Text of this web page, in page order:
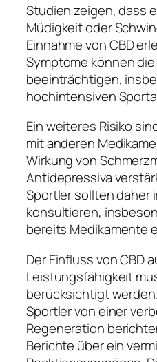
Studien zeigen, dass
Müdigkeit oder
Einnahme von CBD
Symptome können
beeinträchtigen,
hochintensiven
Ein weiteres Risiko
mit anderen
Wirkung von
Antidepressiva
Sportler sollten daher
konsultieren,
bereits Medikamente
Der Einfluss von CBD
Leistungsfähigkeit
berücksichtigt
Sportler von einer
Regeneration
Berichte über ein